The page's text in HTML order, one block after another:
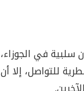
في
للتواصل، إلا